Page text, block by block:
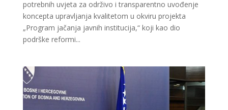
potrebnih uvjeta za održivo i transparentno uvođenje
koncepta upravljanja kvalitetom u okviru projekta
„Program jačanja javnih institucija,“ koji kao dio
podrške reformi...